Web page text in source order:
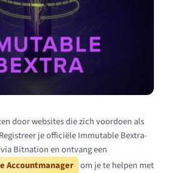
door websites die zich voordoen als
je officiële Immutable Bextra-
Bitnation en ontvang een
Accountmanager om je te helpen met